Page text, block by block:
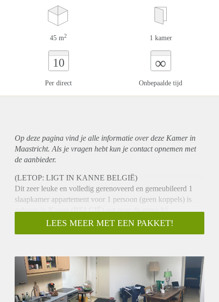
45 m2 1 kamer
10
Per direct
∞
Onbepaalde tijd
Op deze pagina vind je alle informatie over deze Kamer in
Maastricht. Als je vragen hebt kun je contact opnemen met
de aanbieder.
(LETOP: LIGT IN KANNE BELGIË)
Dit zeer leuke en volledig gerenoveerd en gemeubileerd 1
slaapkamer appartement voor 1 persoon (geen koppels) is
gelegen in Kanne (BELGIË) net over de grens bij
Maastricht, één van de vijf mooiste dorpen van Vlaanderen,
en ligt op 5 minuten van Maastricht. Ideaal als u werkt in
De totale oppervlakte van het appartement is 45 m².
De woonkamer met grote open keuken geeft bij binnenkomst
meteen een huiselijk en vertrouwd gevoel. De oppervlakte
van deze ruimte is 19 m².
LEES MEER MET EEN PAKKET!